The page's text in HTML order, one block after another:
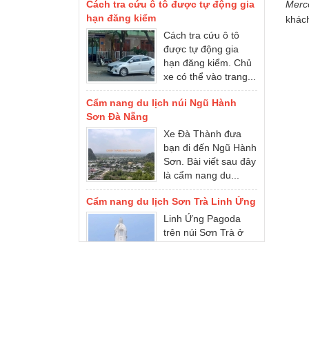
Cách tra cứu ô tô
hạn đăng kiểm. Chủ
xe có thể vào trang...
Cẩm nang du lịch núi Ngũ Hành
Sơn Đà Nẵng
Xe Đà Thành đưa
Sơn. Bài viết sau đây
là cẩm nang du...
Cẩm nang du lịch Sơn Trà Linh Ứng
Linh Ứng Pagoda
trên núi Sơn Trà ở
Đà Nẵng, đó là một
điểm tham quan